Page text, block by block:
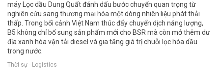
máy Lọc dầu Dung Quất đánh dấu bước chuyển quan trọng từ
nghiên cứu sang thương mại hóa một dòng nhiên liệu phát thải
thấp. Trong bối cảnh Việt Nam thúc đẩy chuyển dịch năng lượng,
B5 không chỉ bổ sung sản phẩm mới cho BSR mà còn mở thêm dư
địa xanh hóa vận tải diesel và gia tăng giá trị chuỗi lọc hóa dầu
trong nước.
Thời sự - Logistics